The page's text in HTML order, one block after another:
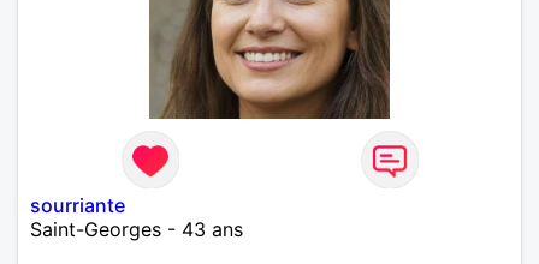
sourriante
Saint-Georges - 43 ans